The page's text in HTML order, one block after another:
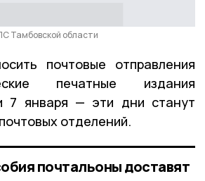
Тамбовской области
почтовые отправления
печатные издания
7 января — эти дни станут
отделений.
почтальоны доставят